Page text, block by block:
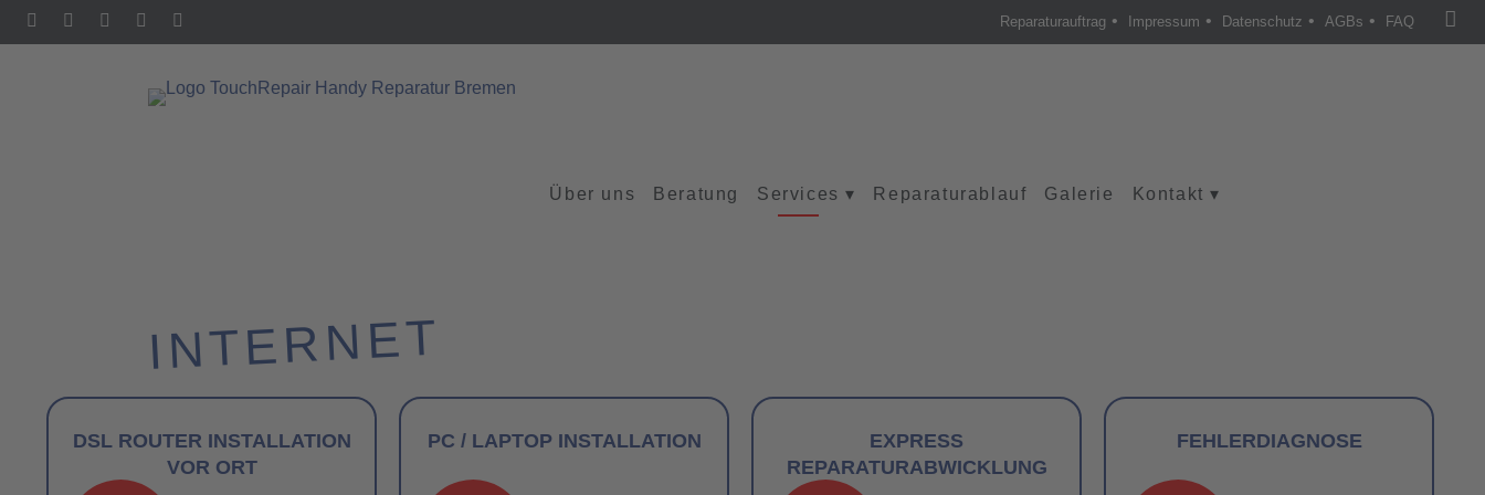
Reparaturauftrag • Impressum • Datenschutz • AGBs • FAQ
Über uns Beratung Services ▾ Reparaturablauf Galerie Kontakt ▾
INTERNET
DSL ROUTER INSTALLATION
VOR ORT
PC / LAPTOP INSTALLATION
EXPRESS
REPARATURABWICKLUNG
FEHLERDIAGNOSE